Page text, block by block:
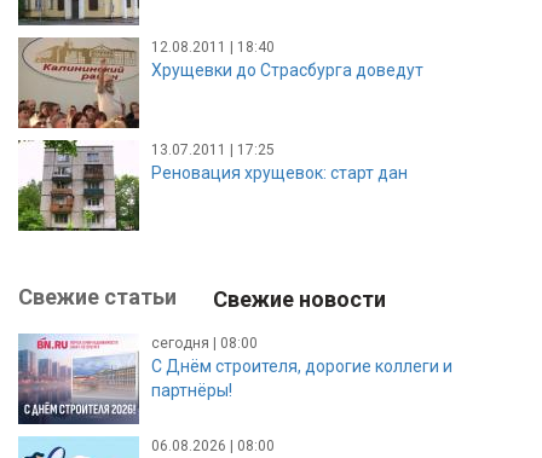
12.08.2011 | 18:40
Хрущевки до Страсбурга доведут
13.07.2011 | 17:25
Реновация хрущевок: старт дан
Свежие статьи Свежие новости
сегодня | 08:00
С Днём строителя, дорогие коллеги и
партнёры!
06.08.2026 | 08:00